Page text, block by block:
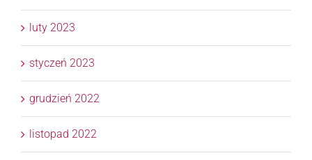
luty 2023
styczeń 2023
grudzień 2022
listopad 2022